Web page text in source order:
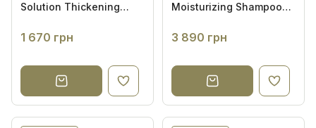
Solution Thickening
Шампунь для
потовщення волосся
1 670 грн
Moisturizing Shampoo
зволоження волосся
«Досконалі кучері»
3 890 грн